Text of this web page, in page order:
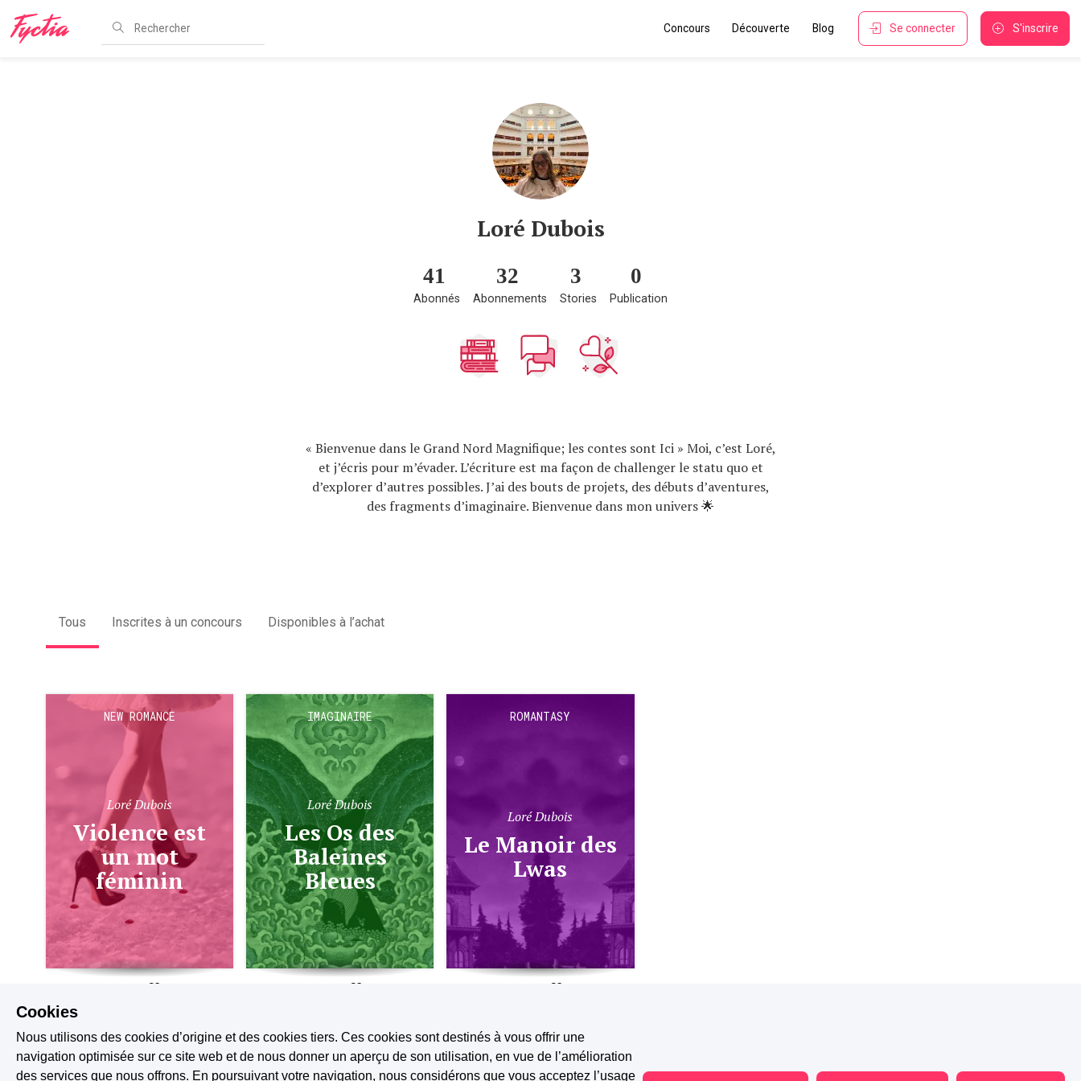
Concours Découverte Blog S'inscrire
Se connecter
Loré Dubois
41
Abonnés
32
Abonnements
3
Stories
0
Publication
« Bienvenue dans le Grand Nord Magnifique; les contes sont Ici » Moi, c’est Loré,
et j’écris pour m’évader. L’écriture est ma façon de challenger le statu quo et
d’explorer d’autres possibles. J’ai des bouts de projets, des débuts d’aventures,
des fragments d’imaginaire. Bienvenue dans mon univers 🌟
Tous Inscrites à un concours Disponibles à l’achat
NEW ROMANCE
Loré Dubois
Violence est
un mot
féminin
IMAGINAIRE
Loré Dubois
Les Os des
Baleines
Bleues
ROMANTASY
Loré Dubois
Le Manoir des
Lwas
Cookies
Nous utilisons des cookies d’origine et des cookies tiers. Ces cookies sont destinés à vous offrir une
navigation optimisée sur ce site web et de nous donner un aperçu de son utilisation, en vue de l’amélioration
des services que nous offrons. En poursuivant votre navigation, nous considérons que vous acceptez l’usage